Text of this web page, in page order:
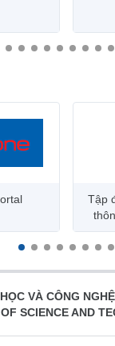
Tập
VÀ CÔNG NGHỆ
SCIENCE AND